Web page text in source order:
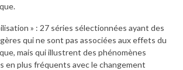
» : 27 séries sélectionnées ayant des
qui ne sont pas associées aux effets du
mais qui illustrent des phénomènes
en plus fréquents avec le changement